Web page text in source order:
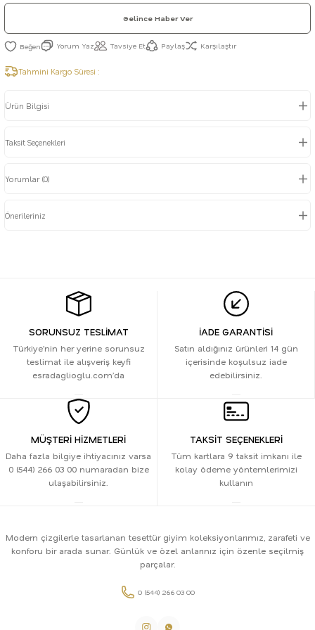
Gelince Haber Ver
Yorum Yaz Tavsiye Et Paylaş Karşılaştır
Tahmini Kargo Süresi :
Ürün Bilgisi
Taksit Seçenekleri
Yorumlar (0)
Önerileriniz
SORUNSUZ TESLİMAT
Türkiye’nin her yerine sorunsuz
teslimat ile alışveriş keyfi
esradaglioglu.com’da
İADE GARANTİSİ
Satın aldığınız ürünleri 14 gün
içerisinde koşulsuz iade
edebilirsiniz.
MÜŞTERİ HİZMETLERİ
Daha fazla bilgiye ihtiyacınız varsa
0 (544) 266 03 00 numaradan bize
ulaşabilirsiniz.
TAKSİT SEÇENEKLERİ
Tüm kartlara 9 taksit imkanı ile
kolay ödeme yöntemlerimizi
kullanın
Modern çizgilerle tasarlanan tesettür giyim koleksiyonlarımız, zarafeti ve
konforu bir arada sunar. Günlük ve özel anlarınız için özenle seçilmiş
parçalar.
0 (544) 266 03 00